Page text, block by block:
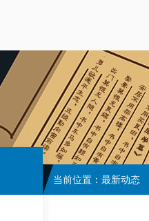
当前位置： 最新动态